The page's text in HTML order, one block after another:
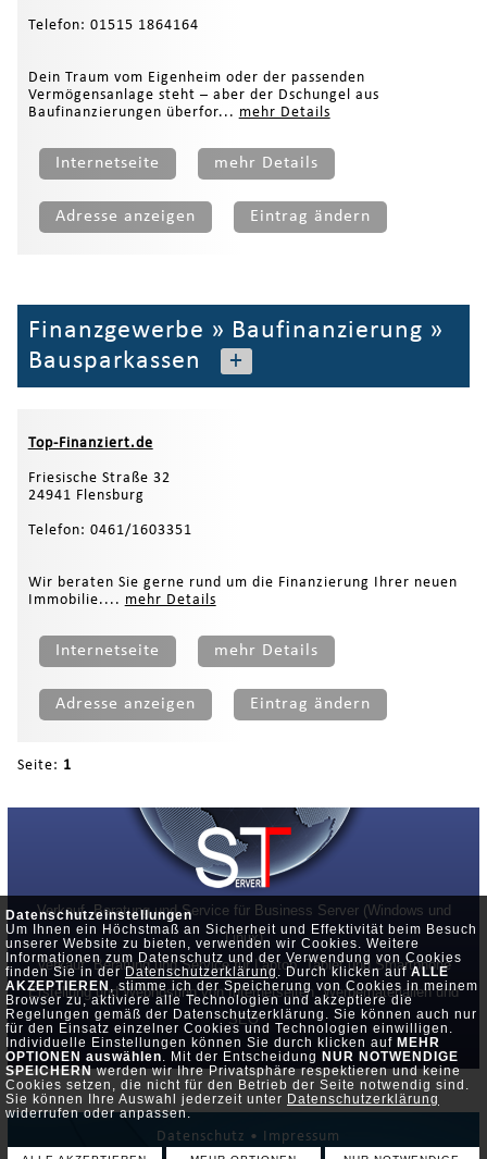
Datenschutzeinstellungen
Um Ihnen ein Höchstmaß an Sicherheit und Effektivität beim Besuch
unserer Website zu bieten, verwenden wir Cookies. Weitere
Informationen zum Datenschutz und der Verwendung von Cookies
finden Sie in derDatenschutzerklärung. Durch klicken aufALLE
AKZEPTIEREN, stimme ich der Speicherung von Cookies in meinem
Browser zu, aktiviere alle Technologien und akzeptiere die
Regelungen gemäß der Datenschutzerklärung. Sie können auch nur
für den Einsatz einzelner Cookies und Technologien einwilligen.
Individuelle Einstellungen können Sie durch klicken auf MEHR
OPTIONEN auswählen. Mit der Entscheidung NUR NOTWENDIGE
SPEICHERNwerden wir Ihre Privatsphäre respektieren und keine
Cookies setzen, die nicht für den Betrieb der Seite notwendig sind.
Sie können Ihre Auswahl jederzeit unter Datenschutzerklärung
widerrufen oder anpassen.
Telefon: 01515 1864164
Dein Traum vom Eigenheim oder der passenden
Vermögensanlage steht – aber der Dschungel aus
Baufinanzierungen überfor... mehr Details
Internetseite mehr Details
Adresse anzeigen Eintrag ändern
Finanzgewerbe » Baufinanzierung »
Bausparkassen
+
Top-Finanziert.de
Friesische Straße 32
24941 Flensburg
Telefon: 0461/1603351
Wir beraten Sie gerne rund um die Finanzierung Ihrer neuen
Immobilie.... mehr Details
Internetseite mehr Details
Adresse anzeigen Eintrag ändern
Seite: 1
Verkauf, Beratung und Service für Business Server (Windows und
Linux)
Verkauf, Beratung und Service für Laptop, Tablet und Smartphone
Erstellung und Webhosting von Internetseiten, Werbematerialien und
SEO
Datenschutz • Impressum